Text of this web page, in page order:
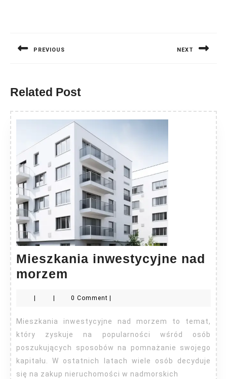
PREVIOUS NEXT
Related Post
Mieszkania inwestycyjne nad
morzem
nad
morzem
0 Comment
Mieszkania inwestycyjne nad morzem to temat,
który zyskuje na popularności wśród osób
poszukujących sposobów na pomnażanie swojego
kapitału. W ostatnich latach wiele osób decyduje
się na zakup nieruchomości w nadmorskich